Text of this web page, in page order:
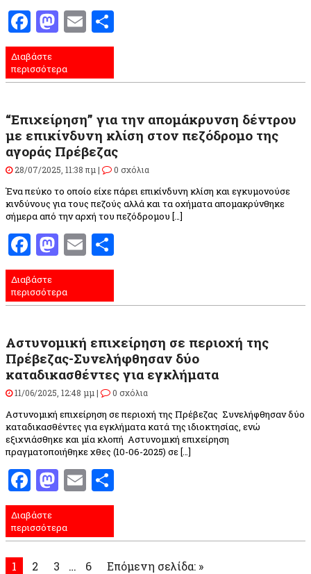
Facebook
Mastodon
Email
Διαβάστε
περισσότερα
“Επιχείρηση” για την απομάκρυνση δέντρου
με επικίνδυνη κλίση στον πεζόδρομο της
αγοράς Πρέβεζας
28/07/2025, 11:38 πμ | 0 σχόλια
Ένα πεύκο το οποίο είχε πάρει επικίνδυνη κλίση και εγκυμονούσε
κινδύνους για τους πεζούς αλλά και τα οχήματα απομακρύνθηκε
σήμερα από την αρχή του πεζόδρομου […]
Facebook
Mastodon
Email
Διαβάστε
περισσότερα
Αστυνομική επιχείρηση σε περιοχή της
Πρέβεζας-Συνελήφθησαν δύο
καταδικασθέντες για εγκλήματα
11/06/2025, 12:48 μμ | 0 σχόλια
Αστυνομική επιχείρηση σε περιοχή της Πρέβεζας Συνελήφθησαν δύο
καταδικασθέντες για εγκλήματα κατά της ιδιοκτησίας, ενώ
εξιχνιάσθηκε και μία κλοπή Αστυνομική επιχείρηση
πραγματοποιήθηκε χθες (10-06-2025) σε […]
Facebook
Mastodon
Email
Διαβάστε
περισσότερα
1 2 3 … 6 Επόμενη σελίδα: »